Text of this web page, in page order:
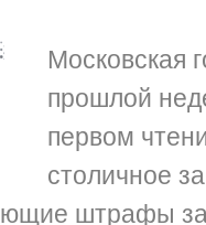
Московская
прошлой
первом
столичное
штрафы